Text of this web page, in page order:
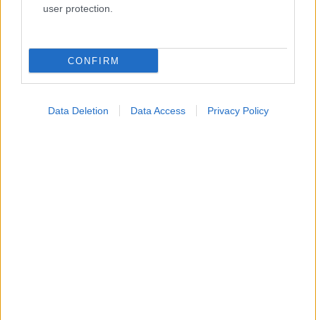
user protection.
CONFIRM
Data Deletion Data Access Privacy Policy